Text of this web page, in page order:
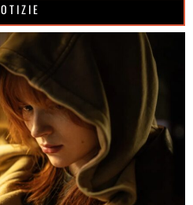
NOTIZIE